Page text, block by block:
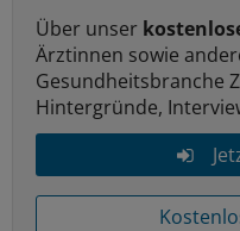
Über unser
Ärztinnen sowie
Gesundheitsbranche
Hintergründe,